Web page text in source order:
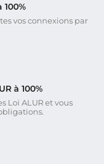
vos connexions par
à 100%
Loi ALUR et vous